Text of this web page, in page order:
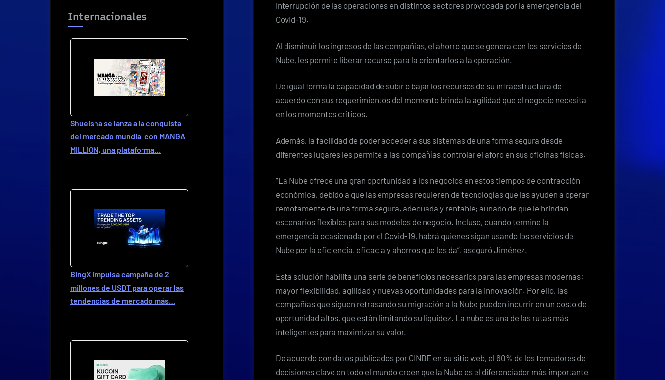
interrupción de las operaciones en distintos sectores provocada por la emergencia del
Covid-19.
Al disminuir los ingresos de las compañías, el ahorro que se genera con los servicios de
Nube, les permite liberar recurso para la orientarlos a la operación.
De igual forma la capacidad de subir o bajar los recursos de su infraestructura de
acuerdo con sus requerimientos del momento brinda la agilidad que el negocio necesita
en los momentos críticos.
Además, la facilidad de poder acceder a sus sistemas de una forma segura desde
diferentes lugares les permite a las compañías controlar el aforo en sus oficinas físicas.
“La Nube ofrece una gran oportunidad a los negocios en estos tiempos de contracción
económica, debido a que las empresas requieren de tecnologías que las ayuden a operar
remotamente de una forma segura, adecuada y rentable; aunado de que le brindan
escenarios flexibles para sus modelos de negocio. Incluso, cuando termine la
emergencia ocasionada por el Covid-19, habrá quienes sigan usando los servicios de
Nube por la eficiencia, eficacia y ahorros que les da”, aseguró Jiménez.
Esta solución habilita una serie de beneficios necesarios para las empresas modernas:
mayor flexibilidad, agilidad y nuevas oportunidades para la innovación. Por ello, las
compañías que siguen retrasando su migración a la Nube pueden incurrir en un costo de
oportunidad altos, que están limitando su liquidez. La nube es una de las rutas más
inteligentes para maximizar su valor.
De acuerdo con datos publicados por CINDE en su sitio web, el 60% de los tomadores de
decisiones clave en todo el mundo creen que la Nube es el diferenciador más importante
Internacionales
Shueisha se lanza a la conquista
del mercado mundial con MANGA
MILLION, una plataforma…
BingX impulsa campaña de 2
millones de USDT para operar las
tendencias de mercado más…